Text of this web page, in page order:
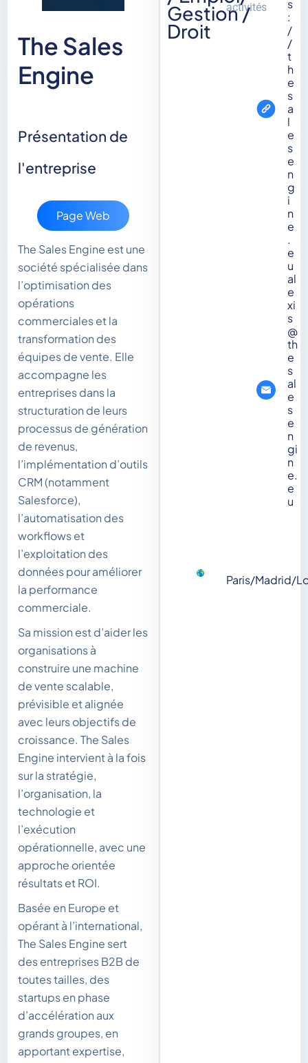
The Sales
Engine
Présentation de
l'entreprise
Page Web
The Sales Engine est une
société spécialisée dans
l’optimisation des
opérations
commerciales et la
transformation des
équipes de vente. Elle
accompagne les
entreprises dans la
structuration de leurs
processus de génération
de revenus,
l’implémentation d’outils
CRM (notamment
Salesforce),
l’automatisation des
workflows et
l’exploitation des
données pour améliorer
la performance
commerciale.
Sa mission est d’aider les
organisations à
construire une machine
de vente scalable,
prévisible et alignée
avec leurs objectifs de
croissance. The Sales
Engine intervient à la fois
sur la stratégie,
l’organisation, la
technologie et
l’exécution
opérationnelle, avec une
approche orientée
résultats et ROI.
Basée en Europe et
opérant à l’international,
The Sales Engine sert
des entreprises B2B de
toutes tailles, des
startups en phase
d’accélération aux
grands groupes, en
apportant expertise,
Gestion /
Droit
activités
Paris/Madrid/
s
:
/
/
t
h
e
s
a
l
e
s
e
n
g
i
n
e
.
e
u
al
e
xi
s
@
th
e
s
al
e
s
e
n
gi
n
e.
e
u